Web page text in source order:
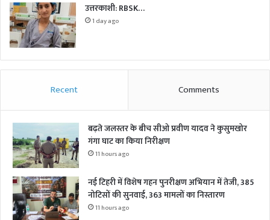
उत्तरकाशी: RBSK…
1 day ago
Recent Comments
बढ़ते जलस्तर के बीच सीओ प्रवीण यादव ने कुसुमखोर
गंगा घाट का किया निरीक्षण
11 hours ago
नई टिहरी में विशेष गहन पुनरीक्षण अभियान में तेजी, 385
नोटिसों की सुनवाई, 363 मामलों का निस्तारण
11 hours ago